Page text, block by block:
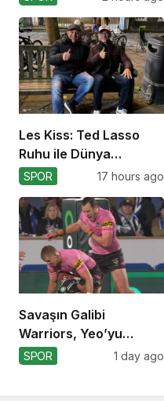
Les Kiss: Ted Lasso
Ruhu ile Dünya
Kupası’na
SPOR 17 hours ago
Savaşın Galibi
Warriors, Yeo’yu
Kaybetti!
SPOR 1 day ago